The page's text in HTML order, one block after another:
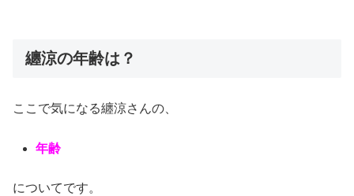
纏涼の年齢は？
ここで気になる纏涼さんの、
年齢
についてです。